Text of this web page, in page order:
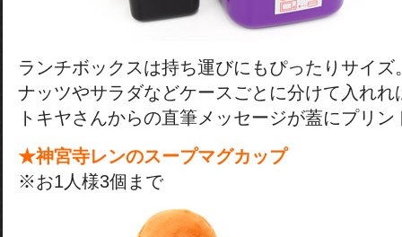
ランチボックスは持ち運びにもぴったりサイズ
ナッツやサラダなどケースごとに分けて入れれ
トキヤさんからの直筆メッセージが蓋にプリ
★神宮寺レンのスープマグカップ
※お1人様3個まで